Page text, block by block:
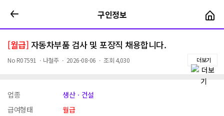
구인정보
[월급] 자동차부품 검사 및 포장직 채용합니다.
No R07591 ㆍ 나철주ㆍ 2026-08-06 ㆍ 조회 4,030 더보기
업종
생산ㆍ건설
급여형태
월급
구인정보